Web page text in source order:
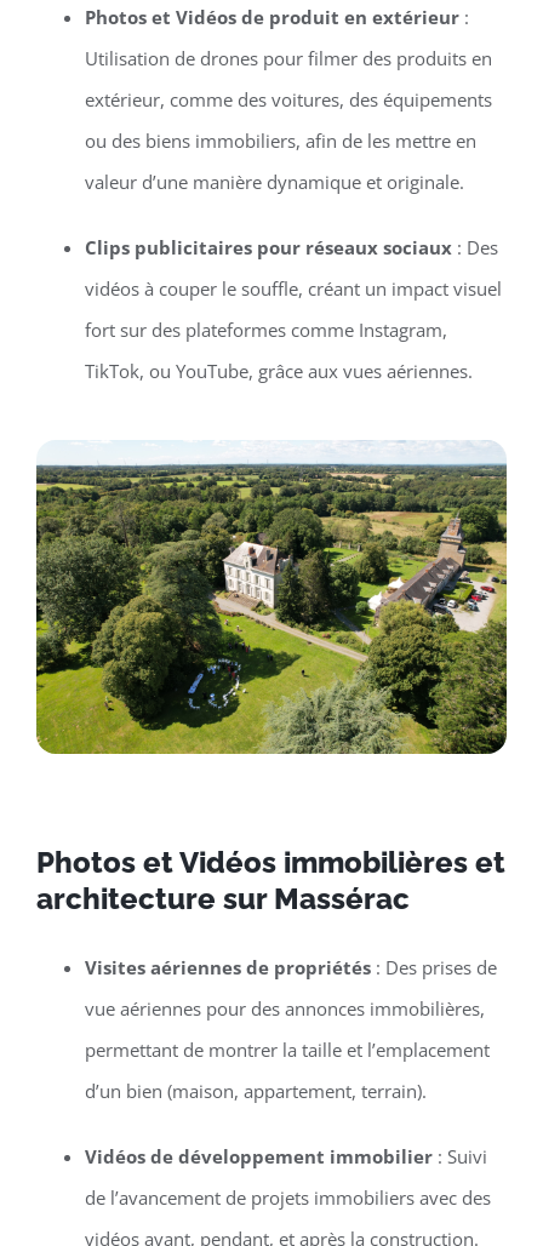
Photos et Vidéos de produit en extérieur:
Utilisation de drones pour filmer des produits en
extérieur, comme des voitures, des équipements
ou des biens immobiliers, afin de les mettre en
valeur d’une manière dynamique et originale.
Clips publicitaires pour réseaux sociaux: Des
vidéos à couper le souffle, créant un impact visuel
fort sur des plateformes comme Instagram,
TikTok, ou YouTube, grâce aux vues aériennes.
Photos et Vidéos immobilières et
architecture sur Massérac
Visites aériennes de propriétés: Des prises de
vue aériennes pour des annonces immobilières,
permettant de montrer la taille et l’emplacement
d’un bien (maison, appartement, terrain).
Vidéos de développement immobilier: Suivi
de l’avancement de projets immobiliers avec des
vidéos avant, pendant, et après la construction.